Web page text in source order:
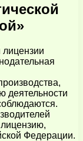
деятельности
Федерации.